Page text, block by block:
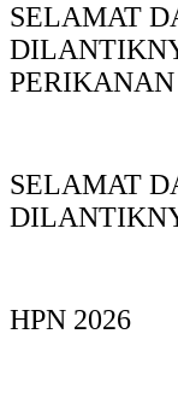
SELAMAT
PERIKANAN
SELAMAT
HPN 2026